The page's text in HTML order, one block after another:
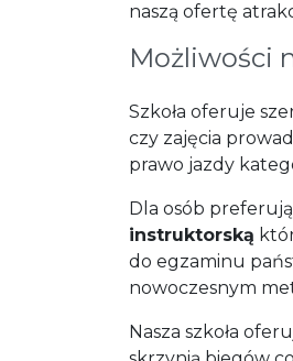
naszą ofertę
Możliwości
Szkoła oferuje
czy zajęcia
prawo jazdy
Dla osób
instruktorską
do egzaminu
nowoczesnym
Nasza szkoła